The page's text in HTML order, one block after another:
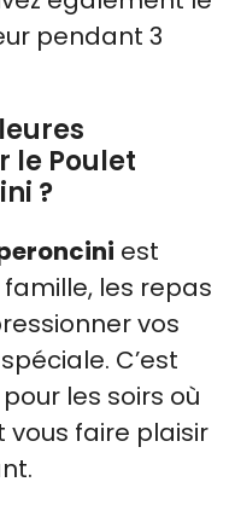
pendant 3
le Poulet
?
est
les repas
vos
C’est
les soirs où
vous faire plaisir